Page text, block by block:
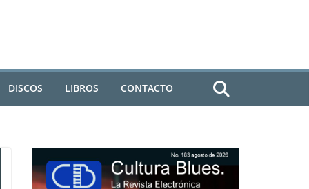
DISCOS LIBROS CONTACTO